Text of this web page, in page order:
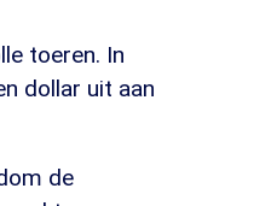
toeren. In
dollar uit aan
de